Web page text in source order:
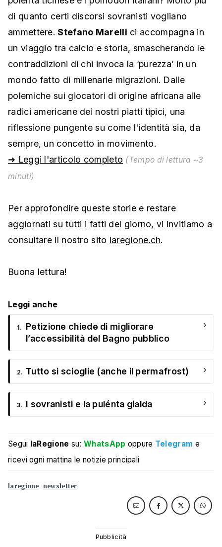
di quanto certi discorsi sovranisti vogliano
ammettere. Stefano Marelli ci accompagna in
un viaggio tra calcio e storia, smascherando le
contraddizioni di chi invoca la ‘purezza’ in un
mondo fatto di millenarie migrazioni. Dalle
polemiche sui giocatori di origine africana alle
radici americane dei nostri piatti tipici, una
riflessione pungente su come l'identità sia, da
sempre, un concetto in movimento.
➜ Leggi l'articolo completo (Tempo di lettura ~3
minuti)
Per approfondire queste storie e restare
aggiornati su tutti i fatti del giorno, vi invitiamo a
consultare il nostro sito laregione.ch.
Buona lettura!
Leggi anche
1.
Petizione chiede di migliorare
l’accessibilità del Bagno pubblico
›
2. Tutto si scioglie (anche il permafrost) ›
3. I sovranisti e la pulénta gialda ›
Segui laRegione su:WhatsApp oppure Telegram e
ricevi ogni mattina le notizie principali
laregione newsletter